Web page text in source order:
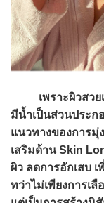
เพราะผิวสว
มีน้ำเป็นส่วนประก
แนวทางของการมุ่
เสริมด้าน Skin
ผิว ลดการอักเสบ
ทว่าไม่เพียงการเ